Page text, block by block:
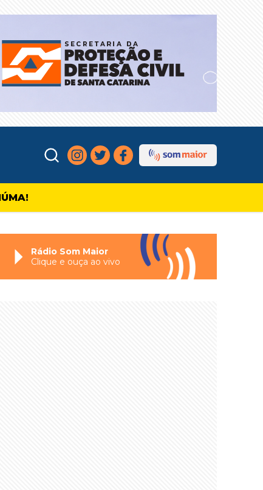
Rádio Som Maior
Clique e ouça ao vivo